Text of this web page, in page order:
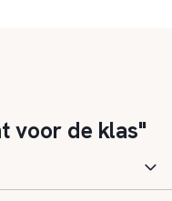
voor de klas"